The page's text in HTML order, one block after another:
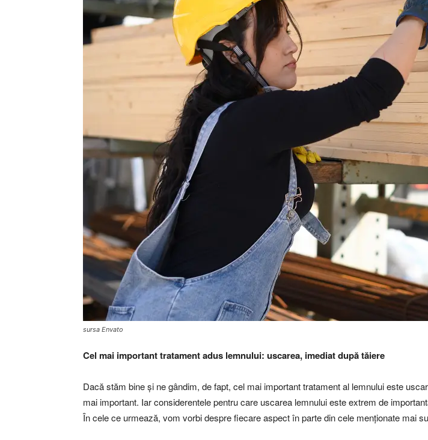
sursa Envato
Cel mai important tratament adus lemnului: uscarea, imediat după tăiere
Dacă stăm bine și ne gândim, de fapt, cel mai important tratament al lemnului este
mai important. Iar considerentele pentru care uscarea lemnului este extrem de
În cele ce urmează, vom vorbi despre fiecare aspect în parte din cele menționate mai